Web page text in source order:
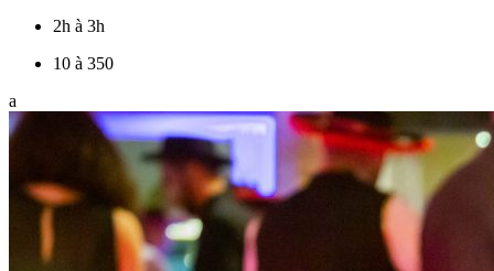
2h à 3h
10 à 350
a